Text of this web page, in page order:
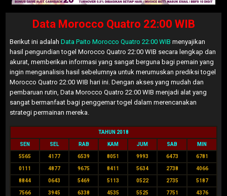
Data Morocco Quatro 22:00 WIB
Berikut ini adalah Data Paito Morocco Quatro 22:00 WIB menyajikan
hasil pengundian togel Morocco Quatro 22:00 WIB secara lengkap dan
akurat, memberikan informasi yang sangat berguna bagi pemain yang
ingin menganalisis hasil sebelumnya untuk merumuskan prediksi togel
Morocco Quatro 22:00 WIB hari ini. Dengan akses yang mudah dan
pembaruan rutin, Data Morocco Quatro 22:00 WIB menjadi alat yang
sangat bermanfaat bagi penggemar togel dalam merencanakan
strategi permainan mereka.
TAHUN 2018
SEN SEL RAB KAM JUM SAB MIN
5565 4177 6539 8051 9993 6473 6781
0111 4877 9675 8411 5634 2738 4066
8844 0643 5469 5113 0522 2735 5187
7566 3945 6338 4535 5525 7751 4376